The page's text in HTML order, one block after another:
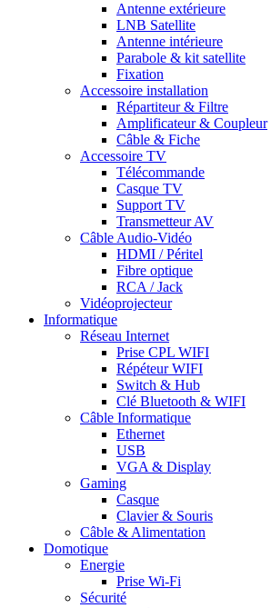
Antenne extérieure
LNB Satellite
Antenne intérieure
Parabole & kit satellite
Fixation
Accessoire installation
Répartiteur & Filtre
Amplificateur & Coupleur
Câble & Fiche
Accessoire TV
Télécommande
Casque TV
Support TV
Transmetteur AV
Câble Audio-Vidéo
HDMI / Péritel
Fibre optique
RCA / Jack
Vidéoprojecteur
Informatique
Réseau Internet
Prise CPL WIFI
Répéteur WIFI
Switch & Hub
Clé Bluetooth & WIFI
Câble Informatique
Ethernet
USB
VGA & Display
Gaming
Casque
Clavier & Souris
Câble & Alimentation
Domotique
Energie
Prise Wi-Fi
Sécurité